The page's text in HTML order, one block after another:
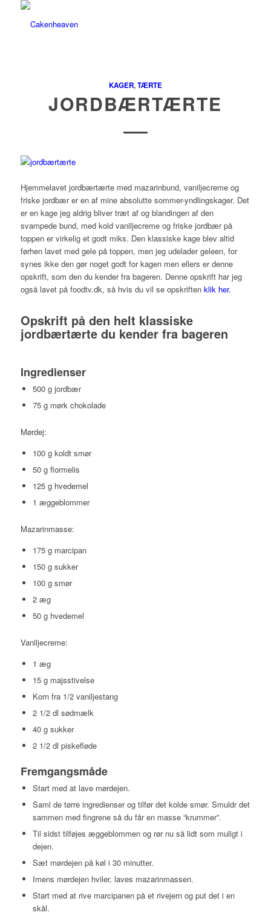
KAGER,TÆRTE
JORDBÆRTÆRTE
Hjemmelavet jordbærtærte med mazarinbund, vaniljecreme og
friske jordbær er en af mine absolutte sommer-yndlingskager. Det
er en kage jeg aldrig bliver træt af og blandingen af den
svampede bund, med kold vaniljecreme og friske jordbær på
toppen er virkelig et godt miks. Den klassiske kage blev altid
førhen lavet med gele på toppen, men jeg udelader geleen, for
synes ikke den gør noget godt for kagen men ellers er denne
opskrift, som den du kender fra bageren. Denne opskrift har jeg
også lavet på foodtv.dk, så hvis du vil se opskriften klik her.
Opskrift på den helt klassiske
jordbærtærte du kender fra bageren
Ingredienser
500 g jordbær
75 g mørk chokolade
Mørdej:
100 g koldt smør
50 g flormelis
125 g hvedemel
1 æggeblommer
Mazarinmasse:
175 g marcipan
150 g sukker
100 g smør
2 æg
50 g hvedemel
Vaniljecreme:
1 æg
15 g majsstivelse
Korn fra 1/2 vaniljestang
2 1/2 dl sødmælk
40 g sukker
2 1/2 dl piskefløde
Fremgangsmåde
Start med at lave mørdejen.
Saml de tørre ingredienser og tilfør det kolde smør. Smuldr det
sammen med fingrene så du får en masse “krummer”.
Til sidst tilføjes æggeblommen og rør nu så lidt som muligt i
dejen.
Sæt mørdejen på køl i 30 minutter.
Imens mørdejen hviler, laves mazarinmassen.
Start med at rive marcipanen på et rivejern og put det i en
skål.